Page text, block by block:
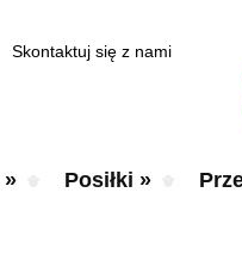
Skontaktuj się z nami
» Posiłki »